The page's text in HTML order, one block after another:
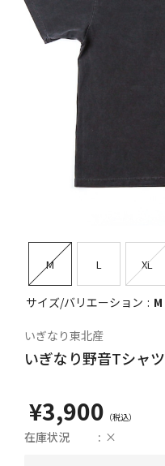
M L XL
サイズ/バリエーション M
いぎなり東北産
いぎなり野音Tシャツ
¥3,900
在庫状況 ×